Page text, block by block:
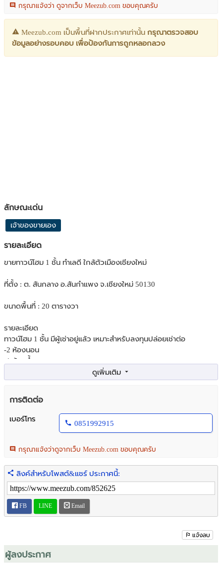
กรุณาแจ้งว่า ดูจากเว็บ Meezub.com ขอบคุณครับ
Meezub.com เป็นพื้นที่ฝากประกาศเท่านั้น กรุณาตรวจสอบ
ข้อมูลอย่างรอบคอบ เพื่อป้องกันการถูกหลอกลวง
ลักษณะเด่น
เจ้าของขายเอง
รายละเอียด
ขายทาวน์โฮม 1 ชั้น ทำเลดี ใกล้ตัวเมืองเชียงใหม่
ที่ตั้ง : ต. สันกลาง อ.สันกำแพง จ.เชียงใหม่ 50130
ขนาดพื้นที่ : 20 ตารางวา
รายละเอียด
ทาวน์โฮม 1 ชั้น มีผู้เช่าอยู่แล้ว เหมาะสำหรับลงทุนปล่อยเช่าต่อ
-2 ห้องนอน
-1 ห้องน้ำ
สถานที่ใกล้เคียง
-ดอนจั่น 3.8 กม
-ตลาดเจริญ
สนใจติดต่อ โทร : 089 555 2958
การติดต่อ
เบอร์โทร
0851992915
กรุณาแจ้งว่าดูจากเว็บ Meezub.com ขอบคุณครับ
ลิงค์สำหรับโพสต์&แชร์ ประกาศนี้:
FB LINE Email
แจ้งลบ
ผู้ลงประกาศ